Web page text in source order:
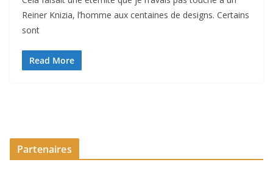
Reiner Knizia, l’homme aux centaines de designs. Certains
sont
Read More
Partenaires